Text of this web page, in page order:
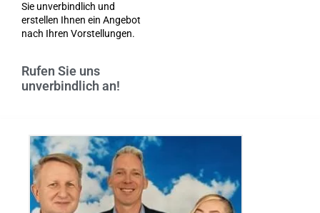
Sie unverbindlich und
erstellen Ihnen ein Angebot
nach Ihren Vorstellungen.
Rufen Sie uns
unverbindlich an!